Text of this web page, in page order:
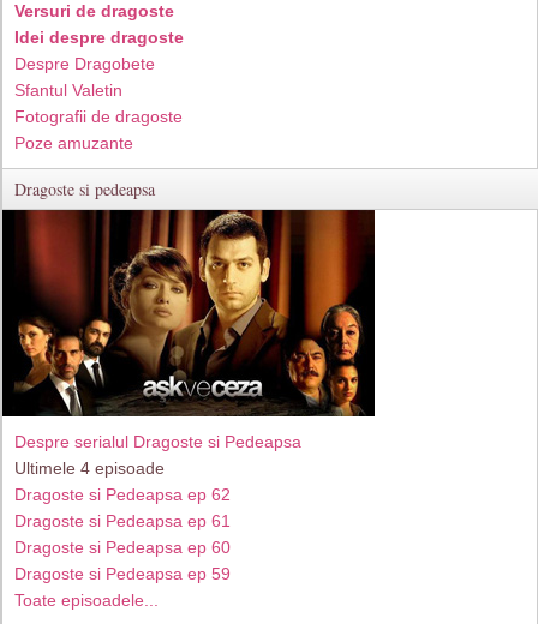
Versuri de dragoste
Idei despre dragoste
Despre Dragobete
Sfantul Valetin
Fotografii de dragoste
Poze amuzante
Dragoste si pedeapsa
Despre serialul Dragoste si Pedeapsa
Ultimele 4 episoade
Dragoste si Pedeapsa ep 62
Dragoste si Pedeapsa ep 61
Dragoste si Pedeapsa ep 60
Dragoste si Pedeapsa ep 59
Toate episoadele...